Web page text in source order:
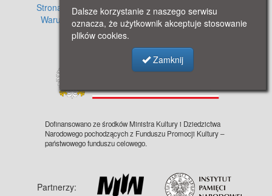
Strona główna · Informacje o projekcie · Cennik
Warunki używania zasobów
· Kontakt ·
Regulamin
serwisu
· Polityka prywatności
Dofinansowano ze środków Ministra Kultury i Dziedzictwa
Narodowego pochodzących z Funduszu Promocji Kultury –
państwowego funduszu celowego.
Partnerzy:
Dalsze korzystanie z naszego serwisu
oznacza, że użytkownik akceptuje stosowanie
plików cookies.
Zamknij